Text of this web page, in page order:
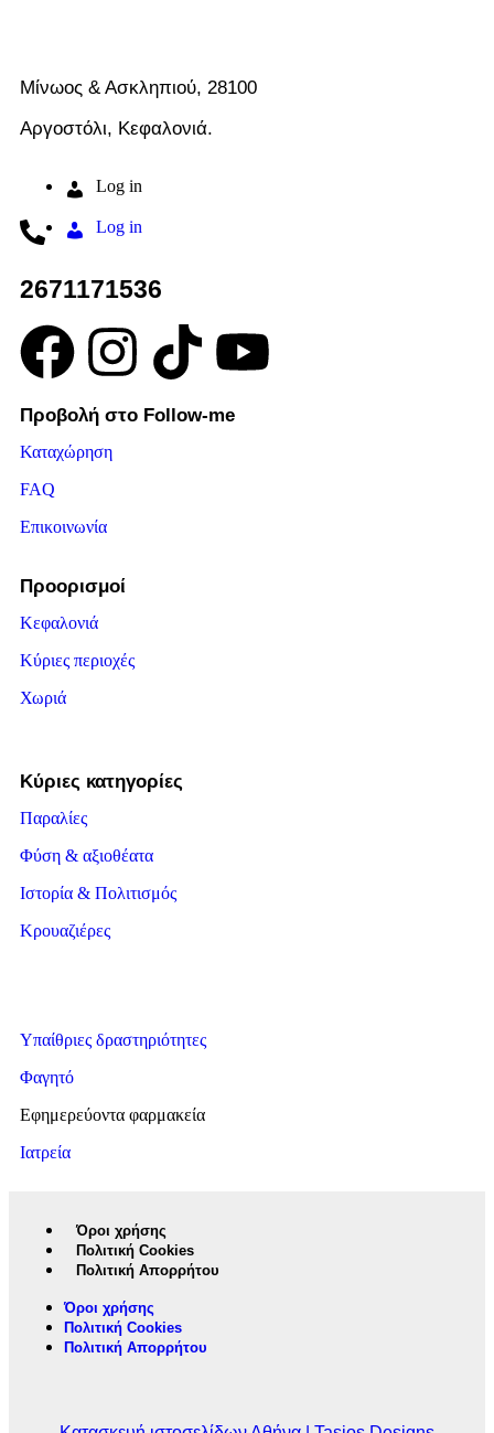
Μίνωος & Ασκληπιού, 28100
Αργοστόλι, Κεφαλονιά.
Log in
Log in
2671171536
Προβολή στο Follow-me
Καταχώρηση
FAQ
Επικοινωνία
Προορισμοί
Κεφαλονιά
Κύριες περιοχές
Χωριά
Κύριες κατηγορίες
Παραλίες
Φύση & αξιοθέατα
Ιστορία & Πολιτισμός
Κρουαζιέρες
Υπαίθριες δραστηριότητες
Φαγητό
Εφημερεύοντα φαρμακεία
Ιατρεία
Όροι χρήσης
Πολιτική Cookies
Πολιτική Απορρήτου
Όροι χρήσης
Πολιτική Cookies
Πολιτική Απορρήτου